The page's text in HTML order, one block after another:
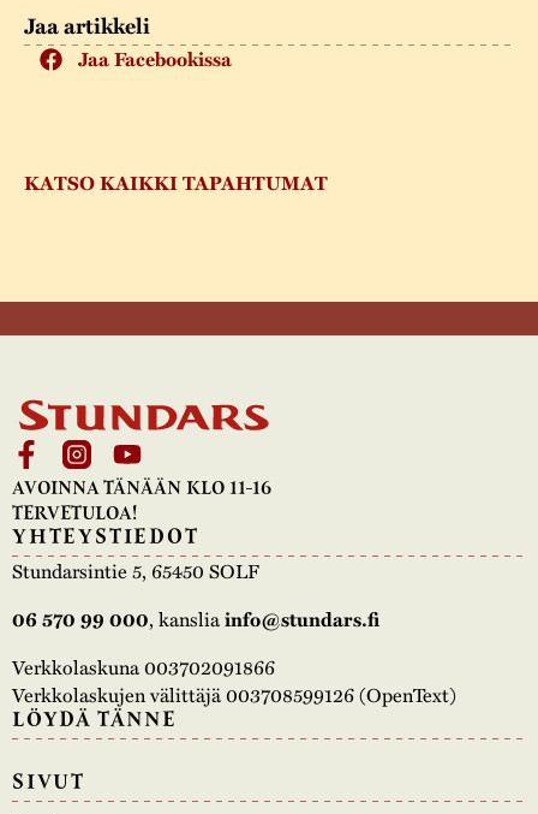
Jaa artikkeli
Jaa Facebookissa
KATSO KAIKKI TAPAHTUMAT
AVOINNA TÄNÄÄN KLO 11-16
TERVETULOA!
YHTEYSTIEDOT
Stundarsintie 5, 65450 SOLF
06 570 99 000, kansliainfo@stundars.fi
Verkkolaskuna 003702091866
Verkkolaskujen välittäjä 003708599126 (OpenText)
LÖYDÄ TÄNNE
SIVUT